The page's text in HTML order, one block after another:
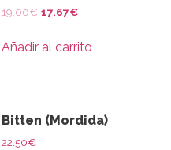
19.00€ 17.67€
Añadir al carrito
Bitten (Mordida)
22.50€